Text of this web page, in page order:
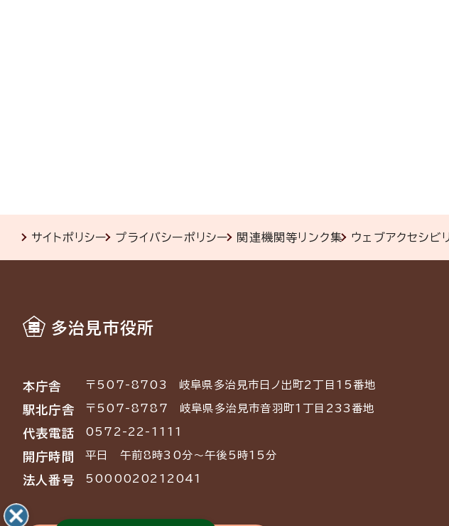
サイトポリシー プライバシーポリシー 関連機関等リンク集 ウェブアクセシビ
多治見市役所
本庁舎 〒507-8703 岐阜県多治見市日ノ出町2丁目15番地
駅北庁舎 〒507-8787 岐阜県多治見市音羽町1丁目233番地
代表電話 0572-22-1111
開庁時間 平日 午前8時30分～午後5時15分
法人番号 5000020212041